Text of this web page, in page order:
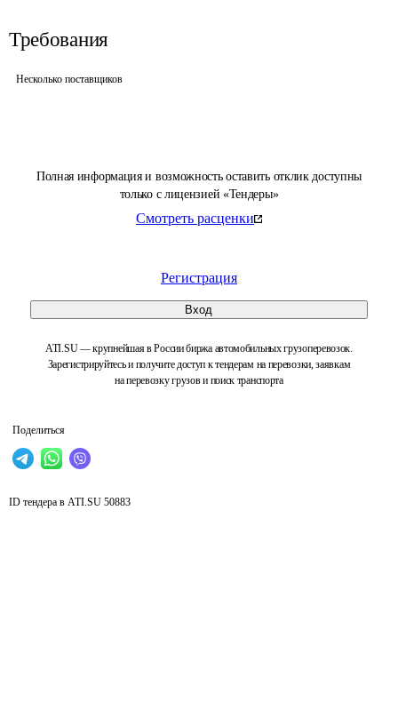
Полная информация и возможность оставить отклик доступны
только с лицензией «Тендеры»
Смотреть расценки
Регистрация
Вход
ATI.SU — крупнейшая в России биржа автомобильных грузоперевозок.
Зарегистрируйтесь и получите доступ к тендерам на перевозки, заявкам
на перевозку грузов и поиск транспорта
Поделиться
Требования
Несколько поставщиков
ID тендера в ATI.SU 50883